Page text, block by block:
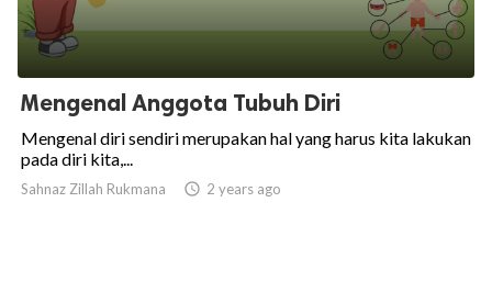
Mengenal Anggota Tubuh Diri
Mengenal diri sendiri merupakan hal yang harus kita lakukan
pada diri kita,...
Sahnaz Zillah Rukmana  2 years ago